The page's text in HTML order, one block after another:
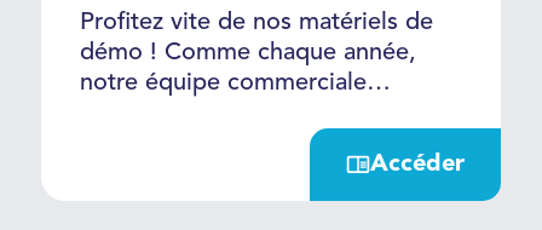
Profitez vite de nos matériels de
démo ! Comme chaque année,
notre équipe commerciale
démonstration. C’est l'occasion
pour vous d'acquérir du matériel
quasi-neuf et entretenu par notre
Accéder